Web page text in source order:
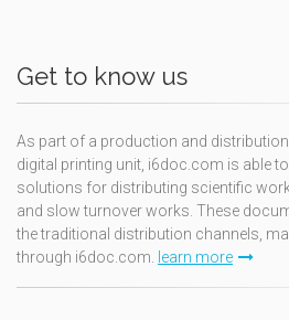
Get to know us
As part of a production and
digital printing unit, i6doc.com is able
solutions for distributing scientific
and slow turnover works. These
the traditional distribution channels,
through i6doc.com.
learn more